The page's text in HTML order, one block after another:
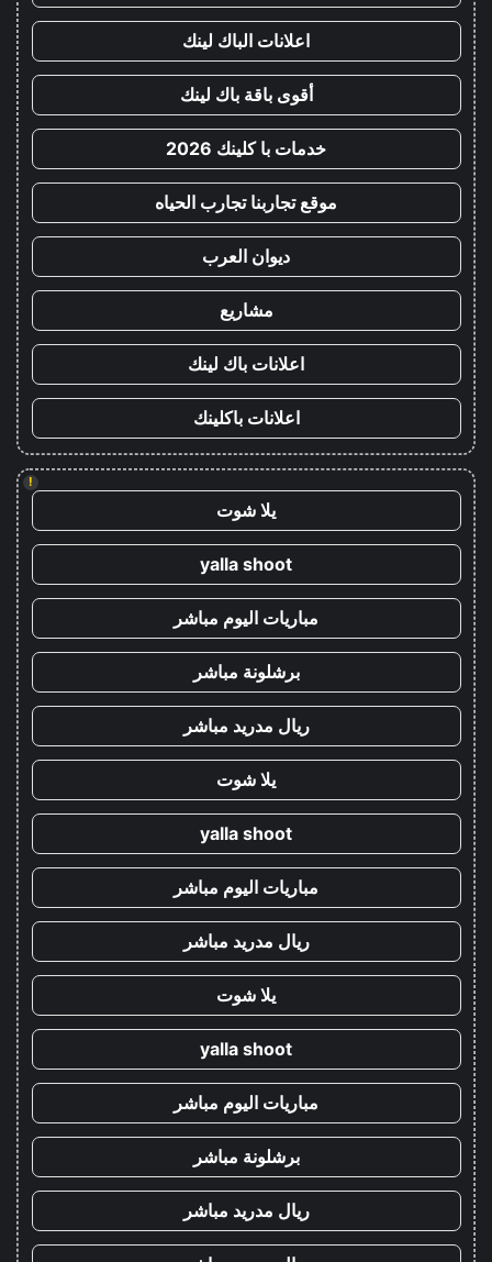
اعلانات الباك لينك
أقوى باقة باك لينك
خدمات با كلينك 2026
موقع تجاربنا تجارب الحياه
ديوان العرب
مشاريع
اعلانات باك لينك
اعلانات باكلينك
!
يلا شوت
yalla shoot
مباريات اليوم مباشر
برشلونة مباشر
ريال مدريد مباشر
يلا شوت
yalla shoot
مباريات اليوم مباشر
ريال مدريد مباشر
يلا شوت
yalla shoot
مباريات اليوم مباشر
برشلونة مباشر
ريال مدريد مباشر